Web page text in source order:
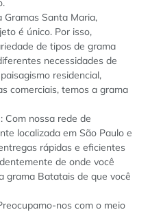
Gramas Santa Maria,
é único. Por isso,
de tipos de grama
necessidades de
residencial,
comerciais, temos a grama
Com nossa rede de
localizada em São Paulo e
rápidas e eficientes
de onde você
grama Batatais de que você
nos com o meio